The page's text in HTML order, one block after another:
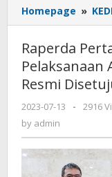
Homepage »
Raperda
Pelaksanaan
Resmi
2023-07-13
by
-
2916
by admin